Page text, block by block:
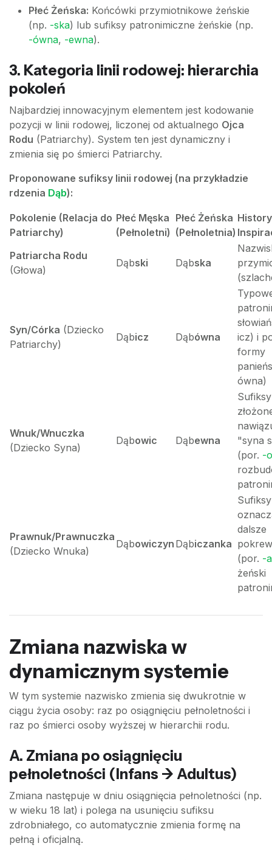
Płeć Żeńska: Końcówki przymiotnikowe żeńskie
(np. -ska) lub sufiksy patronimiczne żeńskie (np.
-ówna, -ewna).
3. Kategoria linii rodowej: hierarchia
pokoleń
Najbardziej innowacyjnym elementem jest kodowanie
pozycji w linii rodowej, liczonej od aktualnego Ojca
Rodu (Patriarchy). System ten jest dynamiczny i
zmienia się po śmierci Patriarchy.
Proponowane sufiksy linii rodowej (na przykładzie
rdzenia Dąb):
Pokolenie (Relacja do
Patriarchy)
Płeć Męska
(Pełnoletni)
Płeć Żeńska
(Pełnoletnia)
Patriarcha Rodu
(Głowa)
Dąbski Dąbska
Syn/Córka (Dziecko
Patriarchy)
Dąbicz Dąbówna
icz) i
formy
ówna)
Wnuk/Wnuczka
(Dziecko Syna)
Dąbowic Dąbewna
Sufiksy
"syna
(por. -
Prawnuk/Prawnuczka
(Dziecko Wnuka)
Dąbowiczyn Dąbiczanka
dalsze
(por. -
żeński
Zmiana nazwiska w
dynamicznym systemie
W tym systemie nazwisko zmienia się dwukrotnie w
ciągu życia osoby: raz po osiągnięciu pełnoletności i
raz po śmierci osoby wyższej w hierarchii rodu.
A. Zmiana po osiągnięciu
pełnoletności (Infans -> Adultus)
Zmiana następuje w dniu osiągnięcia pełnoletności (np.
w wieku 18 lat) i polega na usunięciu sufiksu
zdrobniałego, co automatycznie zmienia formę na
pełną i oficjalną.